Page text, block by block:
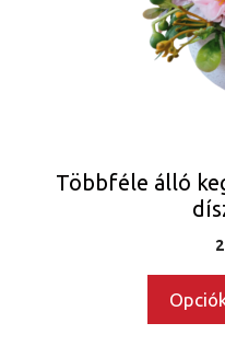
Többféle álló